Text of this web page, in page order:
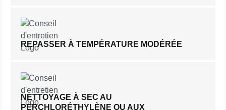
REPASSER À TEMPÉRATURE MODÉRÉE
NETTOYAGE À SEC AU
PERCHLORÉTHYLÈNE OU AUX